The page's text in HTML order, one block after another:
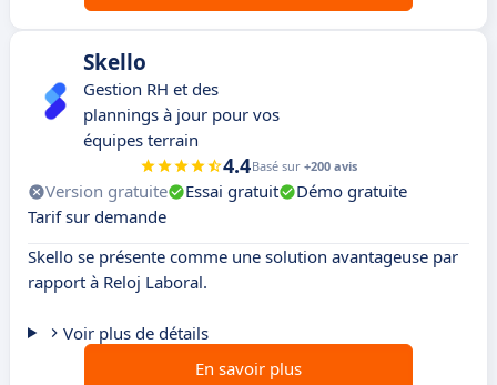
Skello
Gestion RH et des
plannings à jour pour vos
équipes terrain
4.4Basé sur +200 avis
Version gratuite Essai gratuit
Démo gratuite
Tarif sur demande
Skello se présente comme une solution avantageuse par
rapport à Reloj Laboral.
Voir plus de détails
En savoir plus